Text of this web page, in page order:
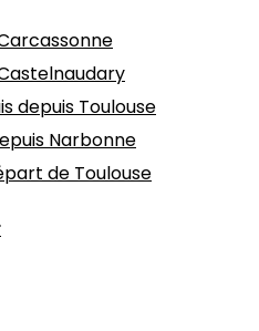
depuis Toulouse
Narbonne
de Toulouse